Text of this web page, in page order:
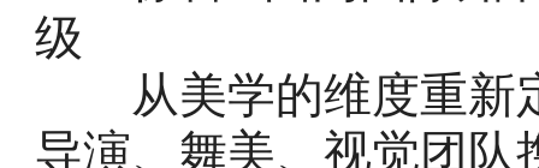
级
从美学的维度重新
导演、舞美、视觉团队